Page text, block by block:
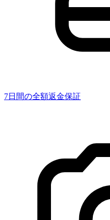
7日間の全額返金保証